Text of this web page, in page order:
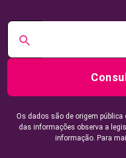
Os dados são de origem
das informações observa a
informação. Para